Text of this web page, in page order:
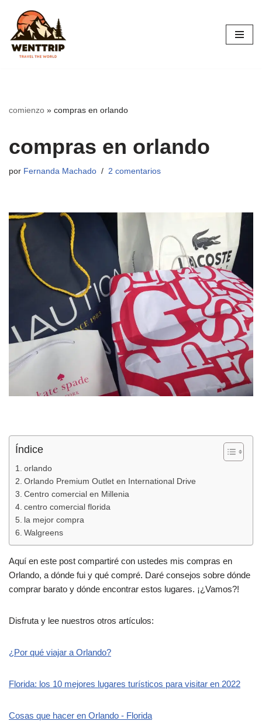
Saltar
al
contenido
comienzo » compras en orlando
compras en orlando
por Fernanda Machado 2 comentarios
Índice
orlando
Orlando Premium Outlet en International Drive
Centro comercial en Millenia
centro comercial florida
la mejor compra
Walgreens
Aquí en este post compartiré con ustedes mis compras en
Orlando, a dónde fui y qué compré. Daré consejos sobre dónde
comprar barato y dónde encontrar estos lugares. ¡¿Vamos?!
Disfruta y lee nuestros otros artículos:
¿Por qué viajar a Orlando?
Florida: los 10 mejores lugares turísticos para visitar en 2022
Cosas que hacer en Orlando - Florida